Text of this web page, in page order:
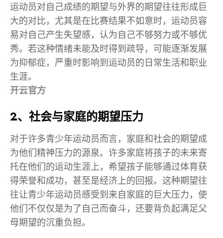
运动员对自己成绩的期望与外界的期望往往形成巨
大的对比，尤其是在比赛结果不如意时，运动员容
易对自己产生失望感，认为自己不够努力或不够优
秀。若这种情绪未能及时得到疏导，可能逐渐发展
为抑郁症，严重时影响到运动员的日常生活和职业
生涯。
开云官方
2、社会与家庭的期望压力
对于许多青少年运动员而言，家庭和社会的期望成
为他们精神压力的源泉。许多家庭将孩子的未来寄
托在他们的运动生涯上，希望孩子能够通过体育获
得荣誉和成功，甚至是经济上的回报。这种期望往
往让青少年运动员感受到来自家庭的巨大压力，使
他们不仅仅是为了自己而奋斗，还要背负起满足父
母期望的沉重负担。